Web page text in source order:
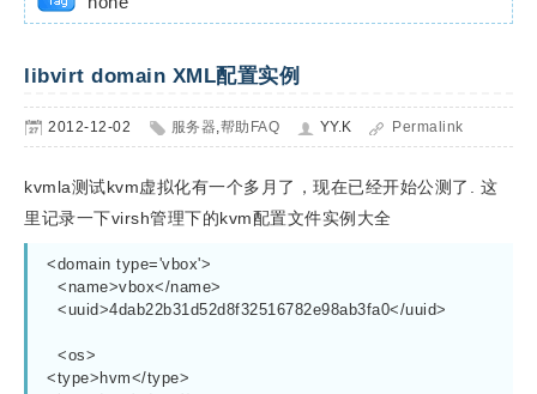
libvirt domain XML配置实例
2012-12-02 服务器,帮助FAQ YY.K Permalink
kvmla测试kvm虚拟化有一个多月了，现在已经开始公测了. 这
里记录一下virsh管理下的kvm配置文件实例大全
<domain type='vbox'>
<name>vbox</name>
<uuid>4dab22b31d52d8f32516782e98ab3fa0</uuid>
<os>
<type>hvm</type>